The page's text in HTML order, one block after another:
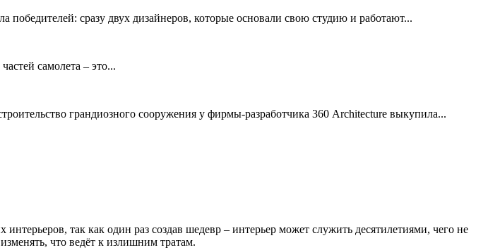
сразу двух дизайнеров, которые основали свою студию и работают...
самолета – это...
грандиозного сооружения у фирмы-разработчика 360 Architecture выкупила...
так как один раз создав шедевр – интерьер может служить десятилетиями, чего не
что ведёт к излишним тратам.